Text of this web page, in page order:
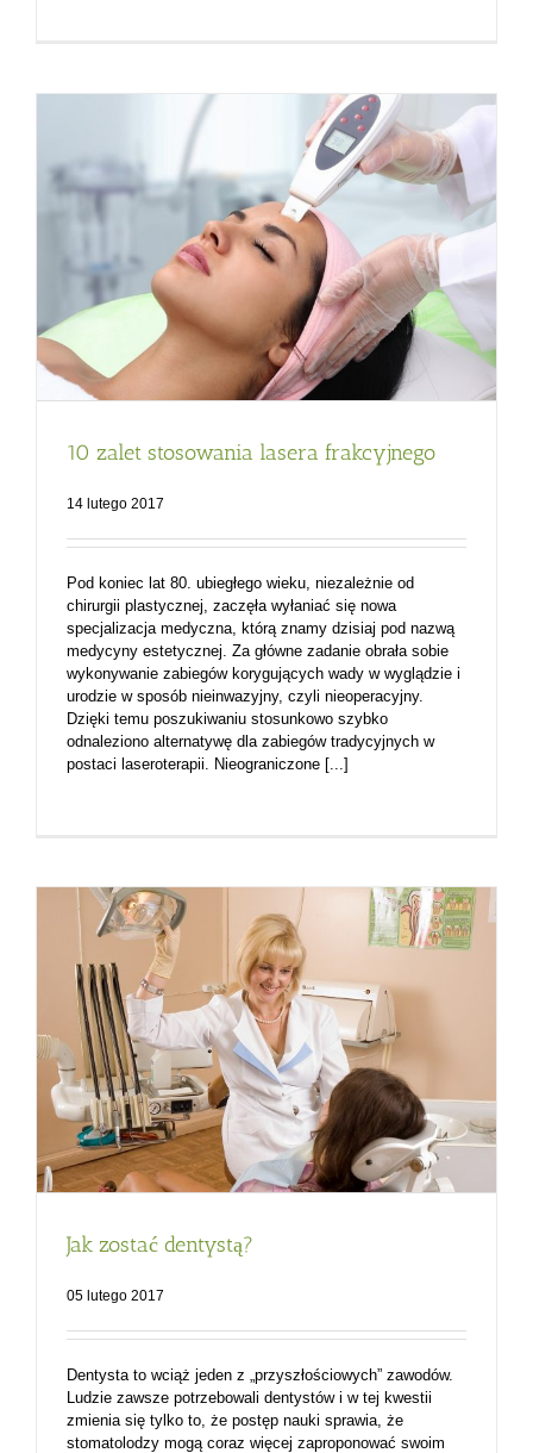
10 zalet stosowania lasera frakcyjnego
14 lutego 2017
Pod koniec lat 80. ubiegłego wieku, niezależnie od
chirurgii plastycznej, zaczęła wyłaniać się nowa
specjalizacja medyczna, którą znamy dzisiaj pod nazwą
medycyny estetycznej. Za główne zadanie obrała sobie
wykonywanie zabiegów korygujących wady w wyglądzie i
urodzie w sposób nieinwazyjny, czyli nieoperacyjny.
Dzięki temu poszukiwaniu stosunkowo szybko
odnaleziono alternatywę dla zabiegów tradycyjnych w
postaci laseroterapii. Nieograniczone [...]
Jak zostać dentystą?
05 lutego 2017
Dentysta to wciąż jeden z „przyszłościowych” zawodów.
Ludzie zawsze potrzebowali dentystów i w tej kwestii
zmienia się tylko to, że postęp nauki sprawia, że
stomatolodzy mogą coraz więcej zaproponować swoim